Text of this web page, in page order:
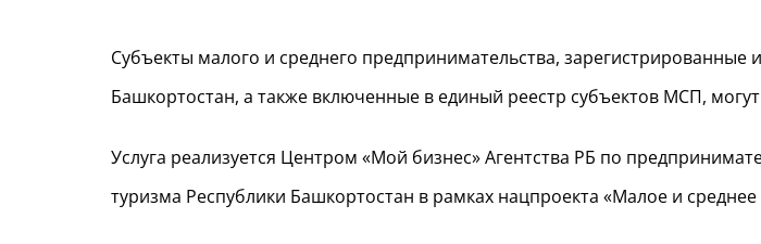
Субъекты малого и среднего предпринимательства,
Башкортостан, а также включенные в единый реестр субъектов МСП,
Услуга реализуется Центром «Мой бизнес» Агентства РБ по
туризма Республики Башкортостан в рамках нацпроекта «Малое и